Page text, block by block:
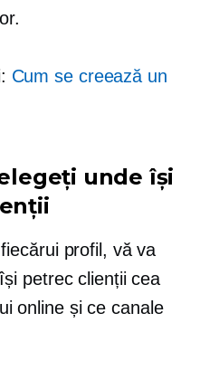
Cum se creează un
unde își
profil, vă va
petrec clienții cea
online și ce canale